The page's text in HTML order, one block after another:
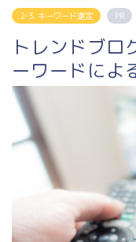
2-3. キーワード選定 PR
トレンドブロ
ーワードによ